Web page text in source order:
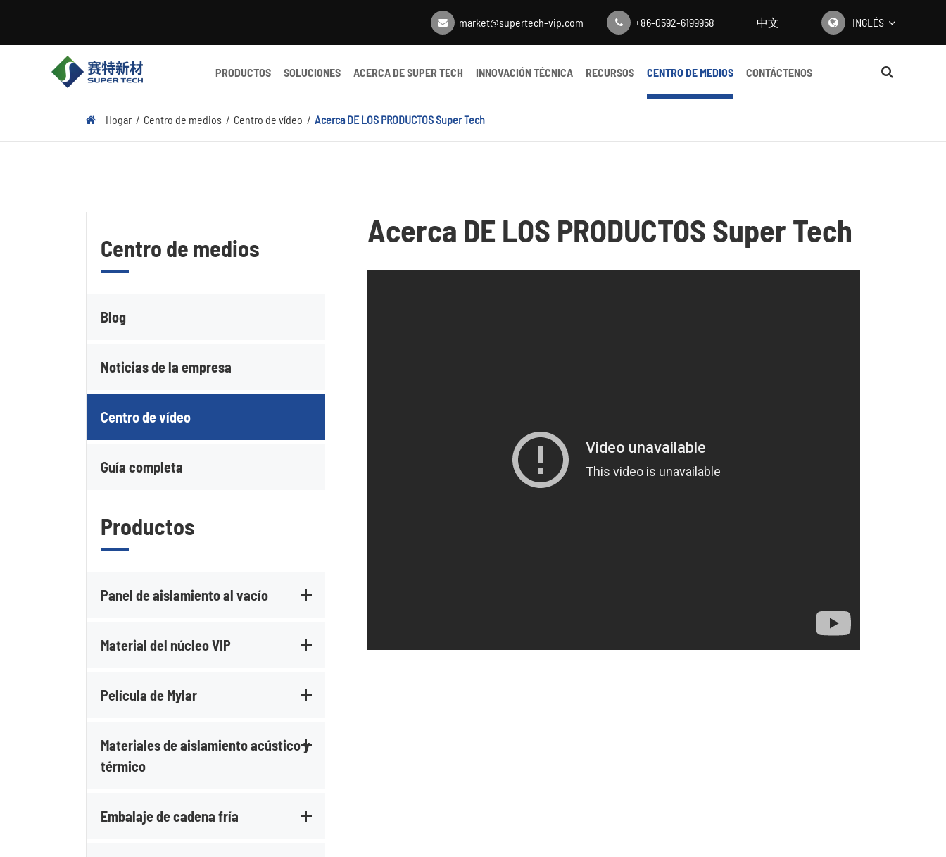
market@supertech-vip.com +86-0592-6199958 中文 INGLÉS
Español
PRODUCTOS SOLUCIONES ACERCA DE SUPER TECH INNOVACIÓN TÉCNICA RECURSOS CENTRO DE MEDIOS CONTÁCTENOS
Hogar Centro de medios Centro de vídeo Acerca DE LOS PRODUCTOS Super Tech
Centro de medios
Blog
Noticias de la empresa
Centro de vídeo
Guía completa
Productos
Panel de aislamiento al vacío
Material del núcleo VIP
Película de Mylar
Materiales de aislamiento acústico y
térmico
Embalaje de cadena fría
Acerca DE LOS PRODUCTOS Super Tech